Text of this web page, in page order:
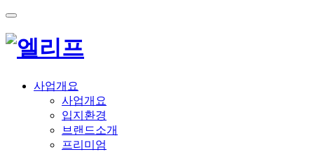
사업개요
사업개요
입지환경
브랜드소개
프리미엄